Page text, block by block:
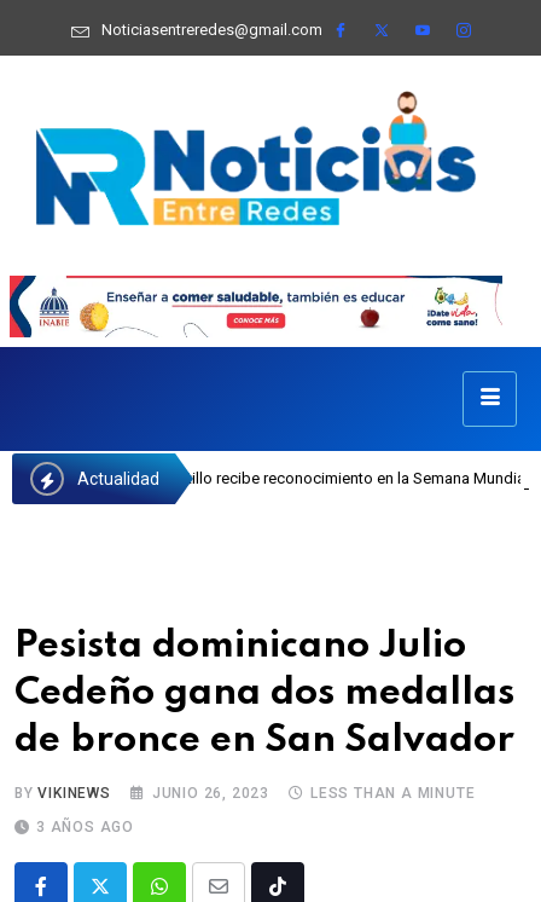
Noticiasentreredes@gmail.com
Actualidad
Castillo recibe reconocimiento en la Semana Mundial de la Lactancia
Pesista dominicano Julio
Cedeño gana dos medallas
de bronce en San Salvador
BYVIKINEWS JUNIO 26, 2023
LESS THAN A MINUTE
3 AÑOS AGO